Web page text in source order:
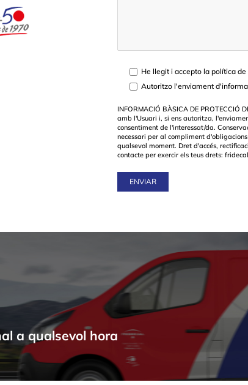
He llegit i accepto la política
Autoritzo l'enviament
INFORMACIÓ BÀSICA DE PROTECCIÓ
amb l'Usuari i, si ens autoritza,
consentiment de l'interessat/da.
necessari per al compliment
qualsevol moment. Dret d'accés,
contacte per exercir els teus drets:
a qualsevol hora